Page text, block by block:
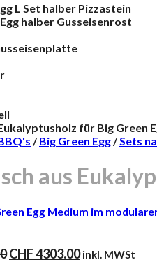
/ Big Green Egg/Sets
aus
Ursprünglicher
CHF4303.00Aktueller
inkl. MWSt